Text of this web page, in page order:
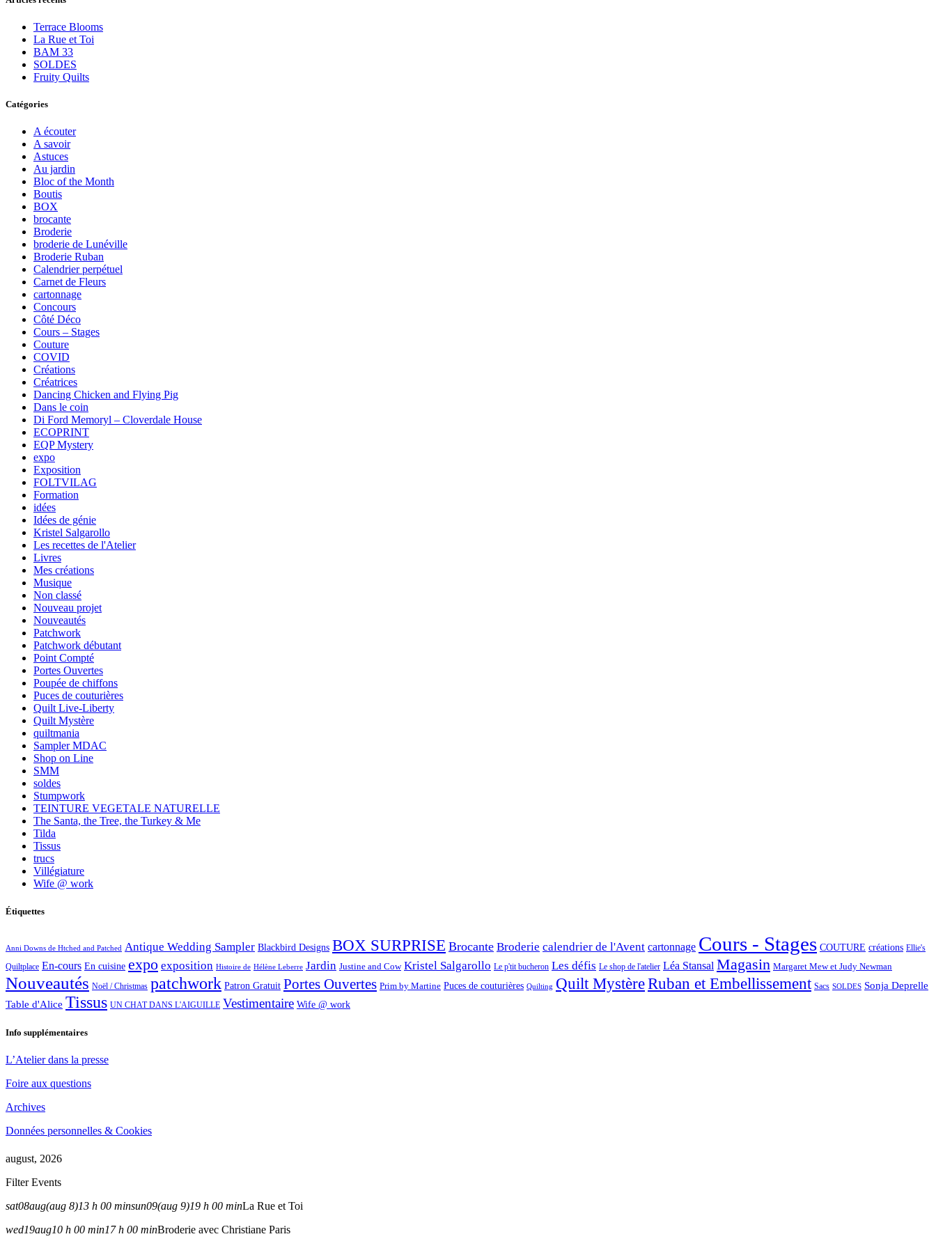
Terrace Blooms
La Rue et Toi
BAM 33
SOLDES
Fruity Quilts
Catégories
A écouter
A savoir
Astuces
Au jardin
Bloc of the Month
Boutis
BOX
brocante
Broderie
broderie de Lunéville
Broderie Ruban
Calendrier perpétuel
Carnet de Fleurs
cartonnage
Concours
Côté Déco
Cours – Stages
Couture
COVID
Créations
Créatrices
Dancing Chicken and Flying Pig
Dans le coin
Di Ford Memoryl – Cloverdale House
ECOPRINT
EQP Mystery
expo
Exposition
FOLTVILAG
Formation
idées
Idées de génie
Kristel Salgarollo
Les recettes de l'Atelier
Livres
Mes créations
Musique
Non classé
Nouveau projet
Nouveautés
Patchwork
Patchwork débutant
Point Compté
Portes Ouvertes
Poupée de chiffons
Puces de couturières
Quilt Live-Liberty
Quilt Mystère
quiltmania
Sampler MDAC
Shop on Line
SMM
soldes
Stumpwork
TEINTURE VEGETALE NATURELLE
The Santa, the Tree, the Turkey & Me
Tilda
Tissus
trucs
Villégiature
Wife @ work
Étiquettes
Anni Downs de Htched and Patched Antique Wedding Sampler Blackbird Designs BOX SURPRISE Brocante Broderie calendrier de l'Avent cartonnage Cours - Stages COUTURE créations Ellie's
Quiltplace En-cours En cuisine expo exposition Histoire de Hélène Leberre Jardin Justine and Cow Kristel Salgarollo Le p'tit bucheron Les défis Le shop de l'atelier Léa Stansal Magasin Margaret Mew et Judy Newman
Nouveautés Noël / Christmas patchwork Patron Gratuit Portes Ouvertes Prim by Martine Puces de couturières Quilting Quilt MystèreRuban et Embellissement Sacs SOLDES Sonja Deprelle
Table d'Alice Tissus UN CHAT DANS L'AIGUILLE Vestimentaire Wife @ work
Info supplémentaires
L’Atelier dans la presse
Foire aux questions
Archives
Données personnelles & Cookies
august, 2026
Filter Events
sat08aug(aug 8)13 h 00 minsun09(aug 9)19 h 00 minLa Rue et Toi
wed19aug10 h 00 min17 h 00 minBroderie avec Christiane Paris